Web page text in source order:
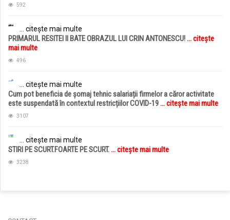
592
... citește mai multe
PRIMARUL RESITEI II BATE OBRAZUL LUI CRIN ANTONESCU!... citește
mai multe
496
... citește mai multe
Cum pot beneficia de șomaj tehnic salariații firmelor a căror activitate
este suspendată în contextul restricțiilor COVID-19... citește mai multe
3107
... citește mai multe
STIRI PE SCURT.FOARTE PE SCURT.... citește mai multe
3238